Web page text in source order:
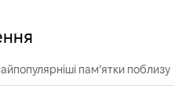
пам’ятки поблизу